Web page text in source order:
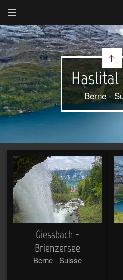
Haslital
Berne -
Giessbach -
Brienzersee
Berne - Suisse